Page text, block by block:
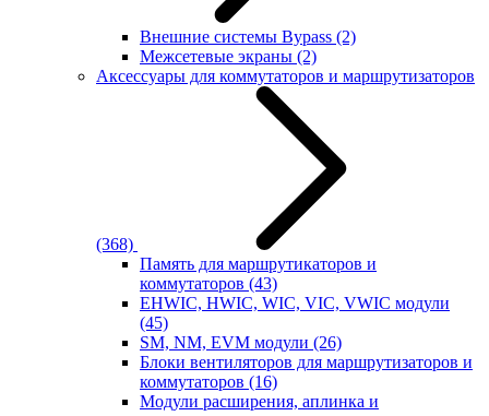
Внешние системы Bypass (2)
Межсетевые экраны (2)
Аксессуары для коммутаторов и маршрутизаторов
(368)
Память для маршрутикаторов и
коммутаторов (43)
EHWIC, HWIC, WIC, VIC, VWIC модули
(45)
SM, NM, EVM модули (26)
Блоки вентиляторов для маршрутизаторов и
коммутаторов (16)
Модули расширения, аплинка и